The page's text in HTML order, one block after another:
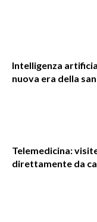
Intelligenza
nuova era della
Telemedicina:
direttamente da